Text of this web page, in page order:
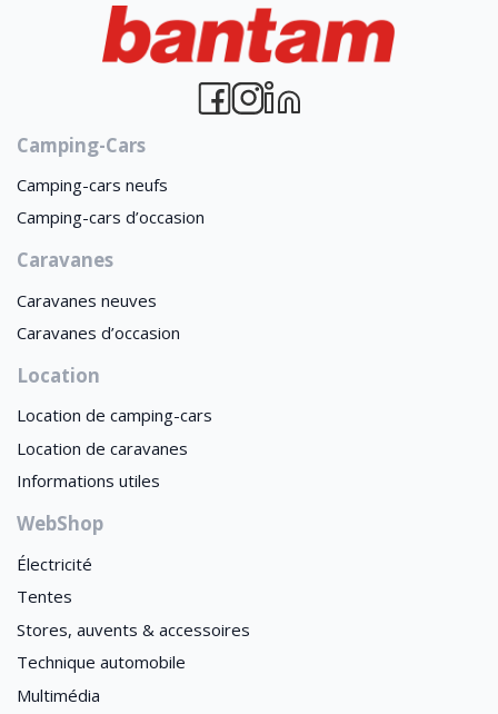
Camping-Cars
Camping-cars neufs
Camping-cars d’occasion
Caravanes
Caravanes neuves
Caravanes d’occasion
Location
Location de camping-cars
Location de caravanes
Informations utiles
WebShop
Électricité
Tentes
Stores, auvents & accessoires
Technique automobile
Multimédia